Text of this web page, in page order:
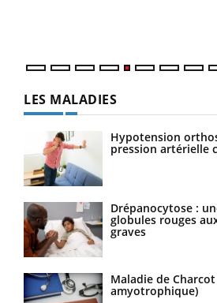
LES MALADIES
Hypotension
pression artérielle
Drépanocytose :
globules rouges
graves
Maladie de
amyotrophique)